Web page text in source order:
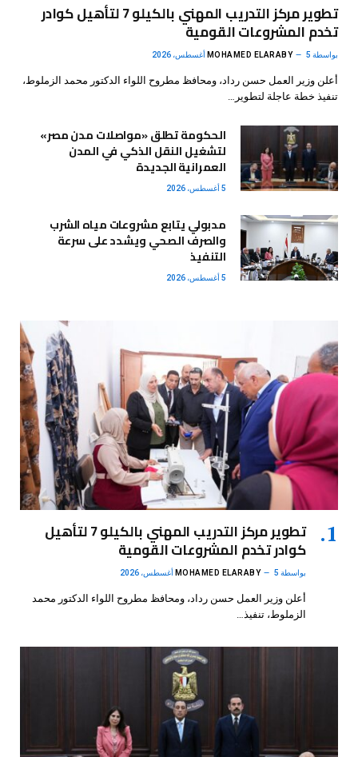
تطوير مركز التدريب المهني بالكيلو 7 لتأهيل كوادر
تخدم المشروعات القومية
بواسطة MOHAMED ELARABY 5 أغسطس، 2026
أعلن وزير العمل حسن رداد، ومحافظ مطروح اللواء الدكتور محمد الزملوط،
تنفيذ خطة عاجلة لتطوير…
الحكومة تطلق «مواصلات مدن مصر»
لتشغيل النقل الذكي في المدن
العمرانية الجديدة
5 أغسطس، 2026
مدبولي يتابع مشروعات مياه الشرب
والصرف الصحي ويشدد على سرعة
التنفيذ
5 أغسطس، 2026
تطوير مركز التدريب المهني بالكيلو 7 لتأهيل
كوادر تخدم المشروعات القومية
بواسطة MOHAMED ELARABY 5 أغسطس، 2026
أعلن وزير العمل حسن رداد، ومحافظ مطروح اللواء الدكتور محمد
الزملوط، تنفيذ…